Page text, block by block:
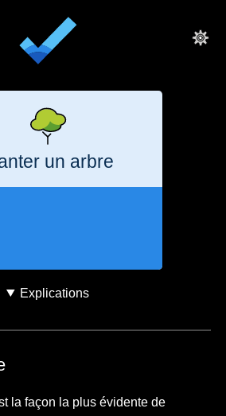
un arbre
Explications
la façon la plus évidente de